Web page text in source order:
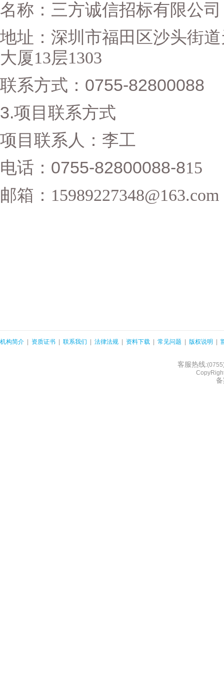
名称：三方诚信招标有限公司
地址： 深圳市福田区沙头街
大厦13层1303
联系方式： 0755-82800088
3.项目联系方式
项目联系人： 李工
电话： 0755-82800088-815
邮箱： 15989227348@163.com
机构简介 资质证书 联系我们 法律法规 资料下载 常见问题 版权说明
客服热线